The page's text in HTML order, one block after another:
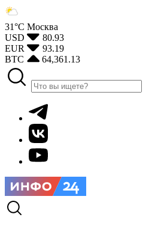
31°С Москва
USD
80.93
EUR
93.19
BTC
64,361.13